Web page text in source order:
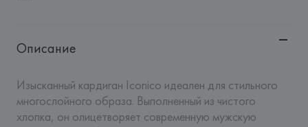
Описание
Изысканный кардиган Iconico идеален для стильного
многослойного образа. Выполненный из чистого
хлопка, он олицетворяет современную мужскую